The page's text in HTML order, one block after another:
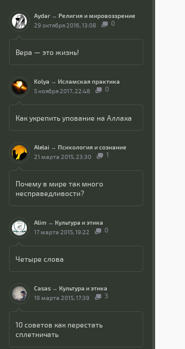
Aydar → Религия и мировоззрение
29 октября 2016, 13:08
0
Вера — это жизнь!
Kolya → Исламская практика
5 ноября 2017, 22:48
0
Как укрепить упование на Аллаха
Alelai → Психология и сознание
21 марта 2015, 23:30
1
Почему в мире так много
несправедливости?
Alim → Культура и этика
17 марта 2015, 19:22
0
Четыре слова
Casas → Культура и этика
19 марта 2015, 17:39
3
10 советов как перестать
сплетничать